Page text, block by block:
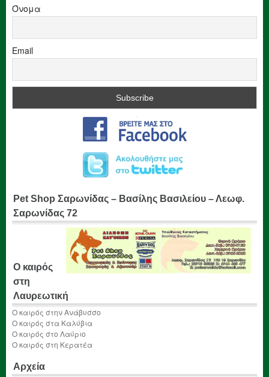
Όνομα
Email
Pet Shop Σαρωνίδας – Βασίλης Βασιλείου – Λεωφ.
Σαρωνίδας 72
Ο καιρός
στη
Λαυρεωτική
Ο καιρός στην Ανάβυσσο
Ο καιρός στα Καλύβια
Ο καιρός στο Λαύριο
Ο καιρός στη Κερατέα
Αρχεία